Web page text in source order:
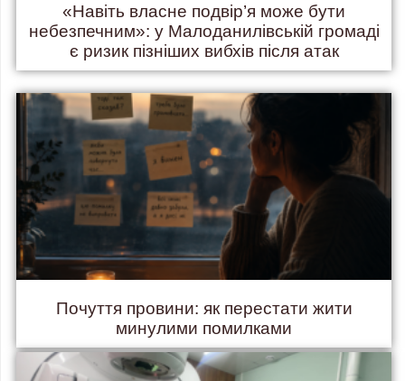
«Навіть власне подвір’я може бути
небезпечним»: у Малоданилівській громаді
є ризик пізніших вибхів після атак
Почуття провини: як перестати жити
минулими помилками